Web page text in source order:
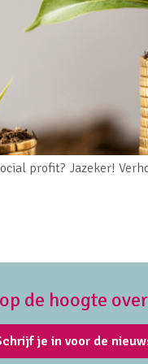
profit? Jazeker!
de hoogte
je in voor de